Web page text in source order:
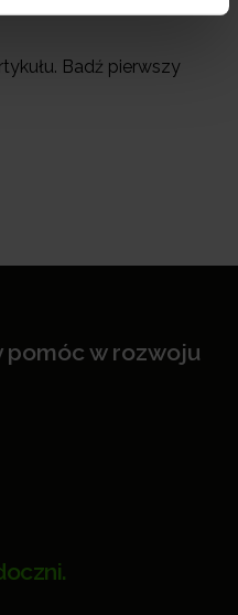
Badź pierwszy
pomóc w rozwoju